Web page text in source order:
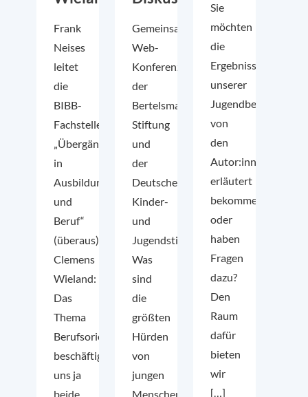
Frank
Neises
leitet
die
BIBB-
Fachstelle
„Übergänge
in
Ausbildung
und
Beruf“
(überaus)
Clemens
Wieland:
Das
Thema
Berufsorientierung
beschäftigt
uns ja
beide
Gemeinsame
Web-
Konferenz
der
Bertelsmann
Stiftung
und
der
Deutschen
Kinder-
und
Jugendstiftung
Was
sind
die
größten
Hürden
von
jungen
Menschen,
Sie
möchten
die
Ergebnisse
unserer
Jugendbefragung
von
den
Autor:innen
erläutert
bekommen
oder
haben
Fragen
dazu?
Den
Raum
dafür
bieten
wir
[…]